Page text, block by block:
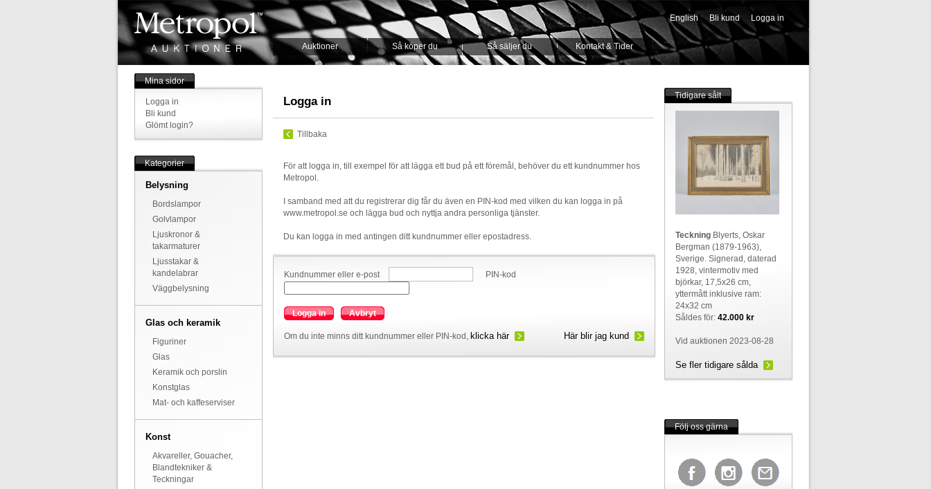
Auktioner Så köper du Så säljer du Kontakt & Tider
English Bli kund Logga in
-->
Mina sidor
Logga in
Bli kund
Glömt login?
Kategorier
Belysning
Bordslampor
Golvlampor
Ljuskronor &
takarmaturer
Ljusstakar &
kandelabrar
Väggbelysning
Glas och keramik
Figuriner
Glas
Keramik och porslin
Konstglas
Mat- och kaffeserviser
Konst
Akvareller, Gouacher,
Blandtekniker &
Teckningar
Logga in
Tillbaka
För att logga in, till exempel för att lägga ett bud på ett föremål, behöver du ett kundnummer hos
Metropol.
I samband med att du registrerar dig får du även en PIN-kod med vilken du kan logga in på
www.metropol.se och lägga bud och nyttja andra personliga tjänster.
Du kan logga in med antingen ditt kundnummer eller epostadress.
Kundnummer eller e-post PIN-kod
Logga in Avbryt
Om du inte minns ditt kundnummer eller PIN-kod, klicka här Här blir jag kund
Tidigare sålt
TeckningBlyerts, Oskar
Bergman (1879-1963),
Sverige. Signerad, daterad
1928, vintermotiv med
björkar, 17,5x26 cm,
yttermått inklusive ram:
24x32 cm
Såldes för: 42.000 kr
Vid auktionen 2023-08-28
Se fler tidigare sålda
Följ oss gärna